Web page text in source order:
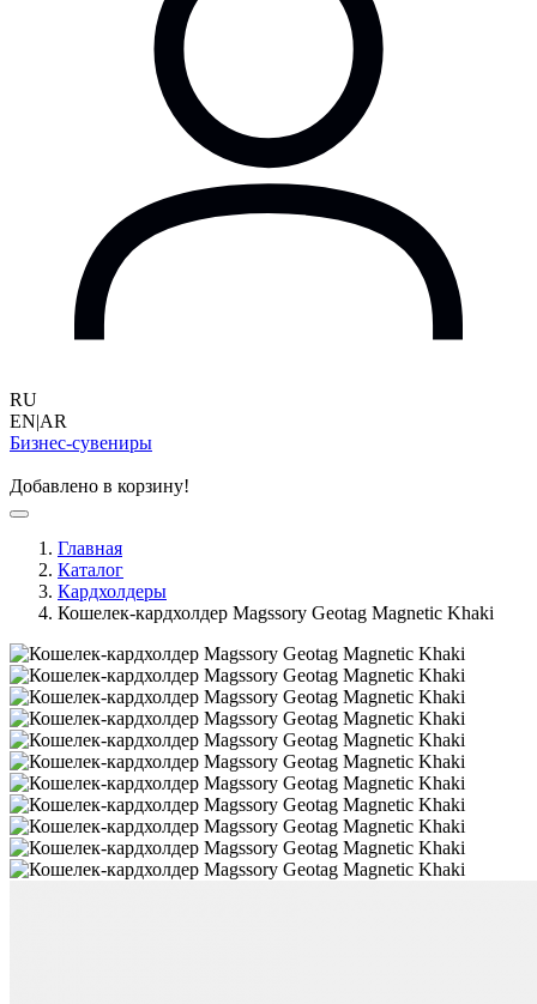
RU
EN|AR
Бизнес-сувениры
Добавлено в корзину!
Главная
Каталог
Кардхолдеры
Кошелек-кардхолдер Magssory Geotag Magnetic Khaki